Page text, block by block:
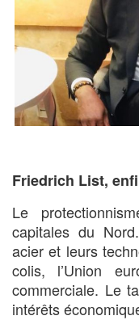
Friedrich List,
Le
capitales du
acier et leurs
colis, l’Union
commerciale. Le
intérêts